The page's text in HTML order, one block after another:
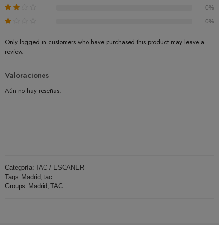
0%
0%
Only logged in customers who have purchased this product may leave a
review.
Valoraciones
Aún no hay reseñas.
Categoría: TAC / ESCANER
Tags: Madrid tac
Groups: Madrid TAC